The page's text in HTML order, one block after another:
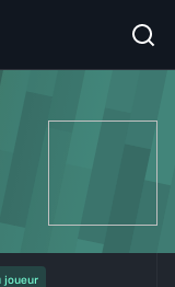
joueur